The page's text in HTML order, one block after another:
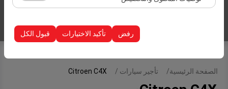
الظهور، معدل النقر).
تجربتك على المنصة من خلال حفظ إعدادات واجهة المستخدم،
وتفضيلات اللغة، والإعدادات الأخرى.
رفض تأكيد الاختيارات قبول الكل
الصفحة الرئيسية تأجير سيارات Citroen C4X